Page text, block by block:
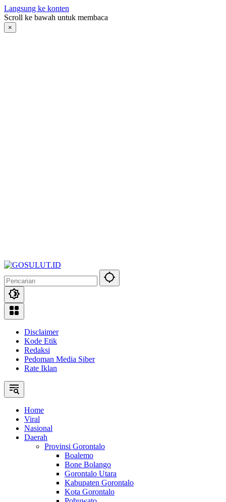
Langsung ke konten
Scroll ke bawah untuk membaca
×
Disclaimer
Kode Etik
Redaksi
Pedoman Media Siber
Rate Iklan
Home
Viral
Nasional
Daerah
Provinsi Gorontalo
Boalemo
Bone Bolango
Gorontalo Utara
Kabupaten Gorontalo
Kota Gorontalo